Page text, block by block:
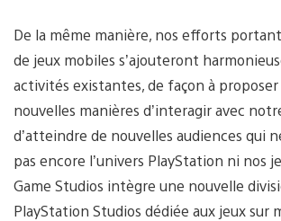
De la même manière, nos efforts
de jeux mobiles s’ajouteront
activités existantes, de façon à
nouvelles manières d’interagir avec
d’atteindre de nouvelles audiences qui
pas encore l’univers PlayStation ni nos
Game Studios intègre une nouvelle
PlayStation Studios dédiée aux jeux sur